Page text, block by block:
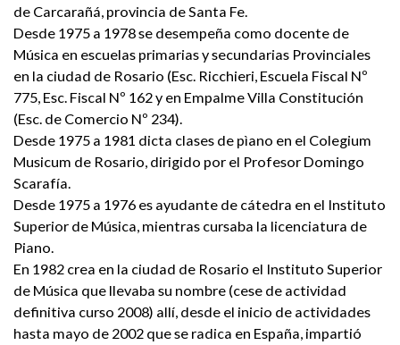
de Carcarañá, provincia de Santa Fe.
Desde 1975 a 1978 se desempeña como docente de
Música en escuelas primarias y secundarias Provinciales
en la ciudad de Rosario (Esc. Ricchieri, Escuela Fiscal Nº
775, Esc. Fiscal Nº 162 y en Empalme Villa Constitución
(Esc. de Comercio Nº 234).
Desde 1975 a 1981 dicta clases de pìano en el Colegium
Musicum de Rosario, dirigido por el Profesor Domingo
Scarafía.
Desde 1975 a 1976 es ayudante de cátedra en el Instituto
Superior de Música, mientras cursaba la licenciatura de
Piano.
En 1982 crea en la ciudad de Rosario el Instituto Superior
de Música que llevaba su nombre (cese de actividad
definitiva curso 2008) allí, desde el inicio de actividades
hasta mayo de 2002 que se radica en España, impartió